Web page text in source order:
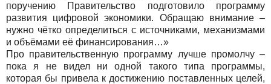
поручению Правительство подготовило программу
развития цифровой экономики. Обращаю внимание –
нужно чётко определиться с источниками, механизмами
и объёмами её финансирования…»
Про правительственную программу лучше промолчу –
пока я не видел ни одной такого типа программы,
которая бы привела к достижению поставленных целей,